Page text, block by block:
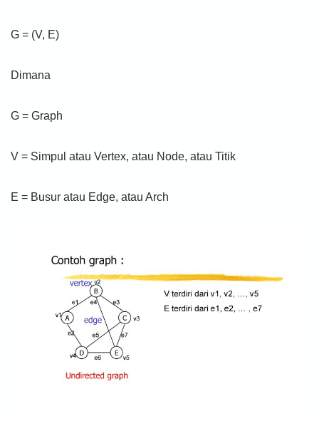
G = (V, E)
Dimana
G = Graph
V = Simpul atau Vertex, atau Node, atau Titik
E = Busur atau Edge, atau Arch